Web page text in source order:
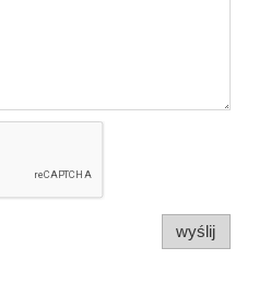
wyślij